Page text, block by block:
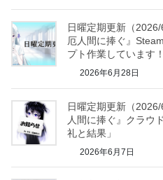
日曜定期更新（
厄人間に捧ぐ』
プト作業しています！
2026年6月28日
日曜定期更新（
人間に捧ぐ』クラウ
礼と結果」
2026年6月7日